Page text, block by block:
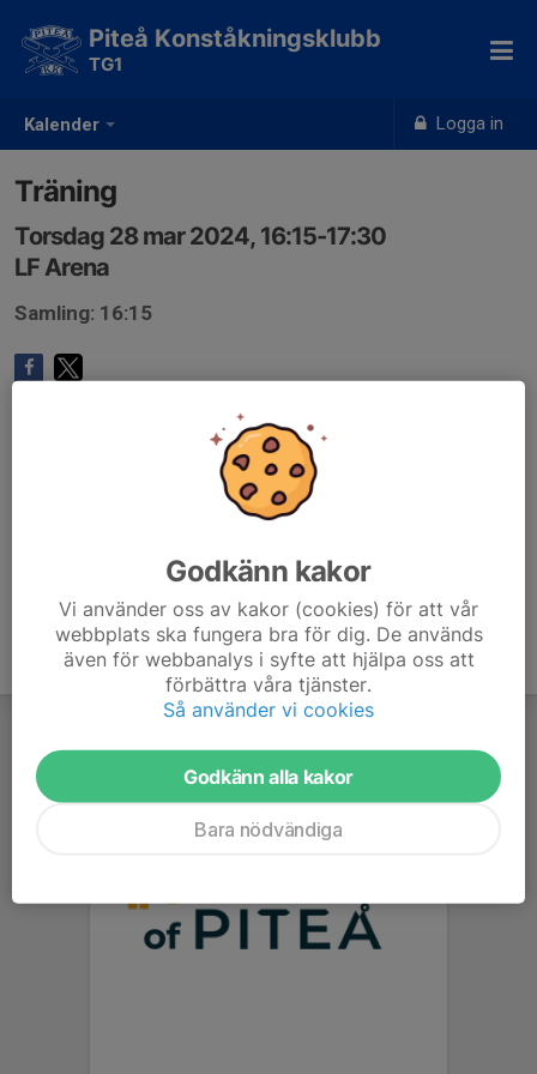
Kalender Logga in
Piteå Konståkningsklubb
TG1
Träning
Torsdag 28 mar 2024, 16:15-17:30
LF Arena
Samling: 16:15
Godkänn kakor
Vi använder oss av kakor (cookies) för att vår
webbplats ska fungera bra för dig. De används
även för webbanalys i syfte att hjälpa oss att
förbättra våra tjänster.
Så använder vi cookies
Godkänn alla kakor
Bara nödvändiga